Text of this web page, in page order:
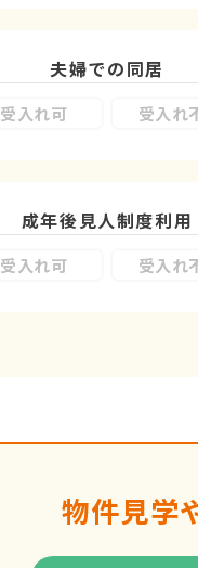
夫婦での同居
受入れ可 受入れ
成年後見人制度利用
受入れ可 受入れ
物件見学